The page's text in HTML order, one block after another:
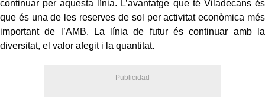
continuar per aquesta línia. L’avantatge que té Viladecans és
que és una de les reserves de sol per activitat econòmica més
important de l’AMB. La línia de futur és continuar amb la
diversitat, el valor afegit i la quantitat.